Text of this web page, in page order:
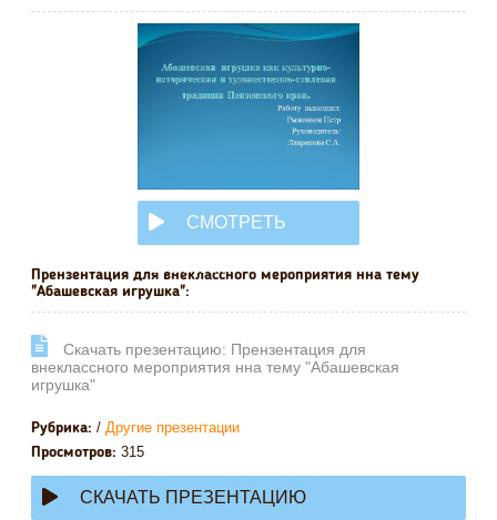
СМОТРЕТЬ
Прензентация для внеклассного мероприятия нна тему
"Абашевская игрушка":
Cкачать презентацию: Прензентация для
внеклассного мероприятия нна тему "Абашевская
игрушка"
Рубрика: / Другие презентации
Просмотров: 315
СКАЧАТЬ ПРЕЗЕНТАЦИЮ